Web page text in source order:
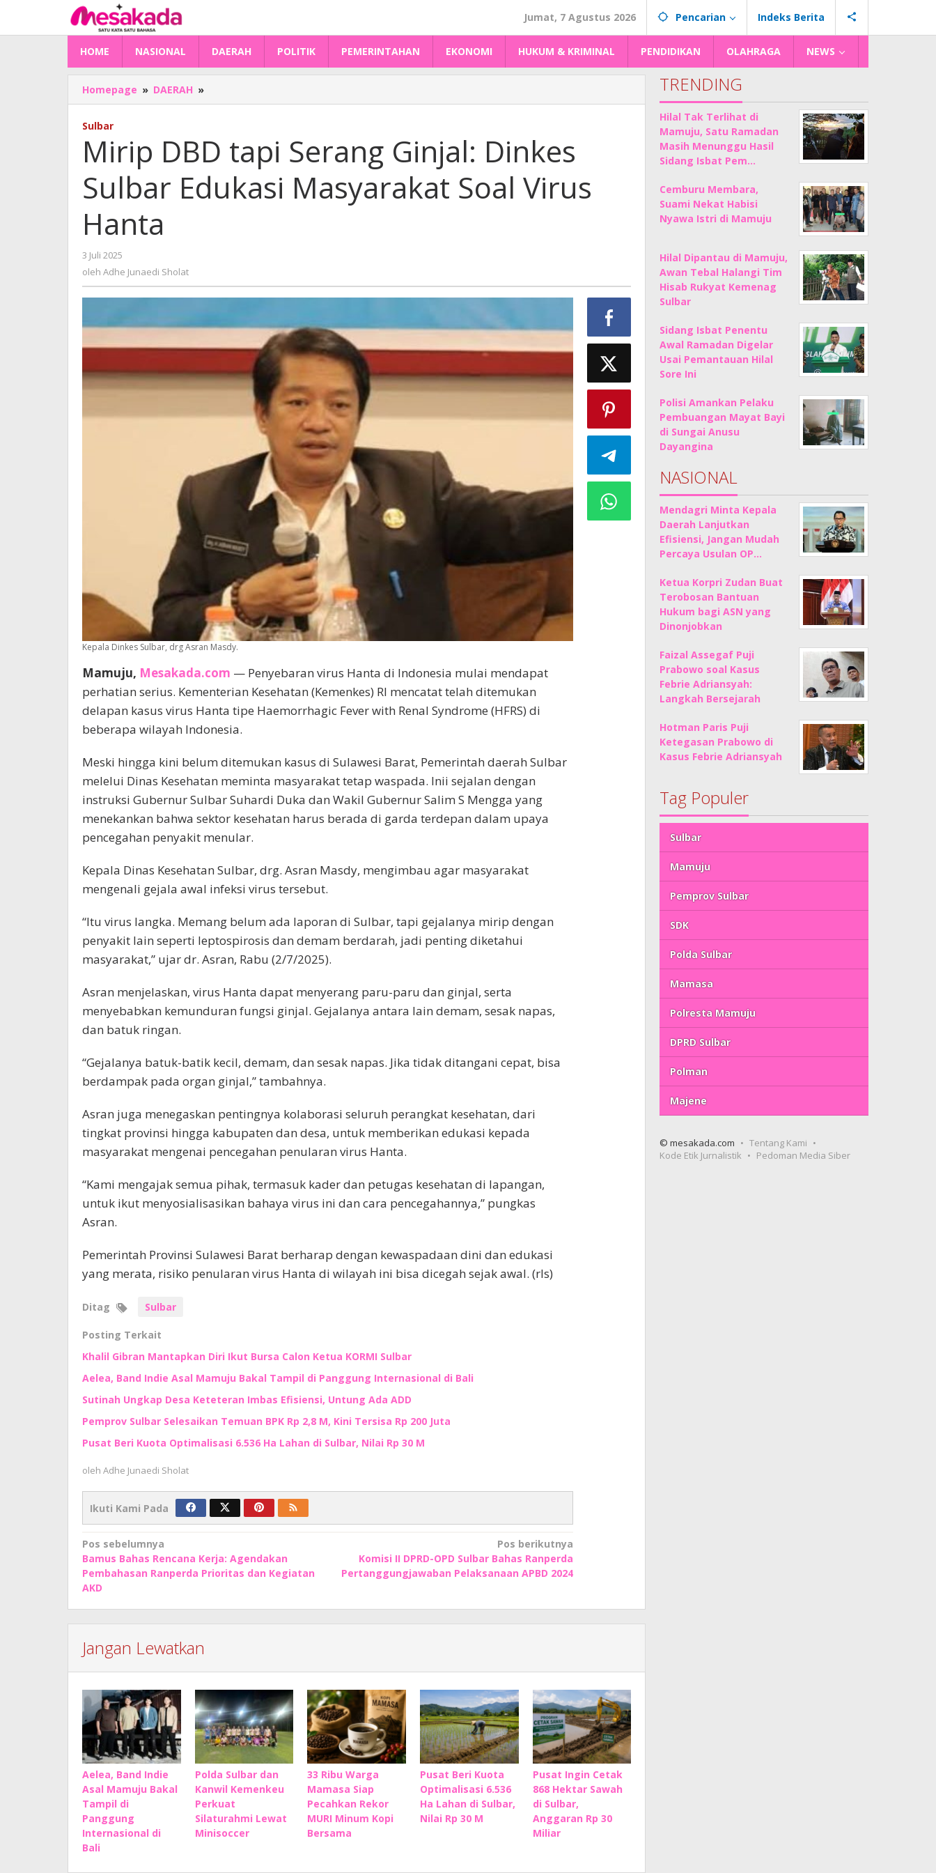
konten
Jumat, 7 Agustus 2026 Pencarian Indeks Berita
HOME NASIONAL DAERAH POLITIK PEMERINTAHAN EKONOMI HUKUM & KRIMINAL PENDIDIKAN OLAHRAGA NEWS
Homepage » DAERAH »
DBD
Ginjal:
Dinkes
Sulbar
Edukasi
Sulbar
Mirip DBD tapi Serang Ginjal: Dinkes
Sulbar Edukasi Masyarakat Soal Virus
Hanta
3 Juli 2025
Adhe
Junaedi
oleh Adhe Junaedi Sholat
Kepala Dinkes Sulbar, drg Asran Masdy.
Mamuju, Mesakada.com — Penyebaran virus Hanta di Indonesia mulai mendapat
perhatian serius. Kementerian Kesehatan (Kemenkes) RI mencatat telah ditemukan
delapan kasus virus Hanta tipe Haemorrhagic Fever with Renal Syndrome (HFRS) di
beberapa wilayah Indonesia.
Meski hingga kini belum ditemukan kasus di Sulawesi Barat, Pemerintah daerah Sulbar
melelui Dinas Kesehatan meminta masyarakat tetap waspada. Inii sejalan dengan
instruksi Gubernur Sulbar Suhardi Duka dan Wakil Gubernur Salim S Mengga yang
menekankan bahwa sektor kesehatan harus berada di garda terdepan dalam upaya
pencegahan penyakit menular.
Kepala Dinas Kesehatan Sulbar, drg. Asran Masdy, mengimbau agar masyarakat
mengenali gejala awal infeksi virus tersebut.
“Itu virus langka. Memang belum ada laporan di Sulbar, tapi gejalanya mirip dengan
penyakit lain seperti leptospirosis dan demam berdarah, jadi penting diketahui
masyarakat,” ujar dr. Asran, Rabu (2/7/2025).
Asran menjelaskan, virus Hanta dapat menyerang paru-paru dan ginjal, serta
menyebabkan kemunduran fungsi ginjal. Gejalanya antara lain demam, sesak napas,
dan batuk ringan.
“Gejalanya batuk-batik kecil, demam, dan sesak napas. Jika tidak ditangani cepat, bisa
berdampak pada organ ginjal,” tambahnya.
Asran juga menegaskan pentingnya kolaborasi seluruh perangkat kesehatan, dari
tingkat provinsi hingga kabupaten dan desa, untuk memberikan edukasi kepada
masyarakat mengenai pencegahan penularan virus Hanta.
“Kami mengajak semua pihak, termasuk kader dan petugas kesehatan di lapangan,
untuk ikut menyosialisasikan bahaya virus ini dan cara pencegahannya,” pungkas
Asran.
Pemerintah Provinsi Sulawesi Barat berharap dengan kewaspadaan dini dan edukasi
yang merata, risiko penularan virus Hanta di wilayah ini bisa dicegah sejak awal. (rls)
Ditag Sulbar
Posting Terkait
Khalil Gibran Mantapkan Diri Ikut Bursa Calon Ketua KORMI Sulbar
Aelea, Band Indie Asal Mamuju Bakal Tampil di Panggung Internasional di Bali
Sutinah Ungkap Desa Keteteran Imbas Efisiensi, Untung Ada ADD
Pemprov Sulbar Selesaikan Temuan BPK Rp 2,8 M, Kini Tersisa Rp 200 Juta
Pusat Beri Kuota Optimalisasi 6.536 Ha Lahan di Sulbar, Nilai Rp 30 M
oleh Adhe Junaedi Sholat
Ikuti Kami Pada
Navigasi
pos
Pos sebelumnya
Bamus Bahas Rencana Kerja: Agendakan
Pembahasan Ranperda Prioritas dan Kegiatan
AKD
Pos berikutnya
Komisi II DPRD-OPD Sulbar Bahas Ranperda
Pertanggungjawaban Pelaksanaan APBD 2024
Jangan Lewatkan
Aelea, Band Indie
Asal Mamuju Bakal
Tampil di
Panggung
Internasional di
Bali
Polda Sulbar dan
Kanwil Kemenkeu
Perkuat
Silaturahmi Lewat
Minisoccer
33 Ribu Warga
Mamasa Siap
Pecahkan Rekor
MURI Minum Kopi
Bersama
Pusat Beri Kuota
Optimalisasi 6.536
Ha Lahan di Sulbar,
Nilai Rp 30 M
Pusat Ingin Cetak
868 Hektar Sawah
di Sulbar,
Anggaran Rp 30
Miliar
TRENDING
Hilal Tak Terlihat di
Mamuju, Satu Ramadan
Masih Menunggu Hasil
Sidang Isbat Pem…
Cemburu Membara,
Suami Nekat Habisi
Nyawa Istri di Mamuju
Hilal Dipantau di Mamuju,
Awan Tebal Halangi Tim
Hisab Rukyat Kemenag
Sulbar
Sidang Isbat Penentu
Awal Ramadan Digelar
Usai Pemantauan Hilal
Sore Ini
Polisi Amankan Pelaku
Pembuangan Mayat Bayi
di Sungai Anusu
Dayangina
NASIONAL
Mendagri Minta Kepala
Daerah Lanjutkan
Efisiensi, Jangan Mudah
Percaya Usulan OP…
Ketua Korpri Zudan Buat
Terobosan Bantuan
Hukum bagi ASN yang
Dinonjobkan
Faizal Assegaf Puji
Prabowo soal Kasus
Febrie Adriansyah:
Langkah Bersejarah
Hotman Paris Puji
Ketegasan Prabowo di
Kasus Febrie Adriansyah
Tag Populer
Sulbar
Mamuju
Pemprov Sulbar
SDK
Polda Sulbar
Mamasa
Polresta Mamuju
DPRD Sulbar
Polman
Majene
© mesakada.com
Tentang Kami
Kode Etik Jurnalistik
Pedoman Media Siber